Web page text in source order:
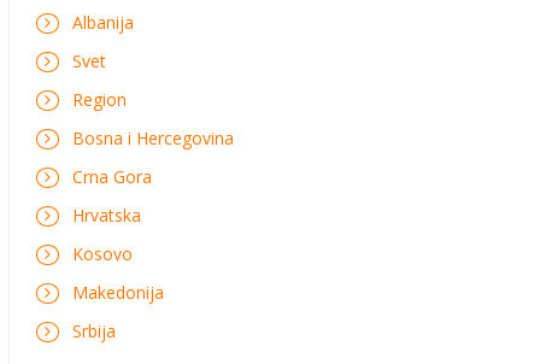
Albanija
Svet
Region
Bosna i Hercegovina
Crna Gora
Hrvatska
Kosovo
Makedonija
Srbija